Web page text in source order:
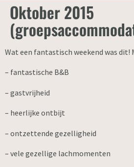
Oktober 2015
Wat een fantastisch weekend was dit!
– fantastische B&B
– gastvrijheid
– heerlijke ontbijt
– ontzettende gezelligheid
– vele gezellige lachmomenten